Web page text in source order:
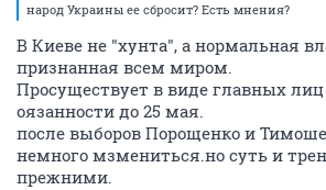
народ Украины ее сбросит? Есть мнения?
В Киеве не "хунта", а нормальная
признанная всем миром.
Просуществует в виде главных
оязанности до 25 мая.
после выборов Порощенко и
немного мзмениться.но суть и
прежними.